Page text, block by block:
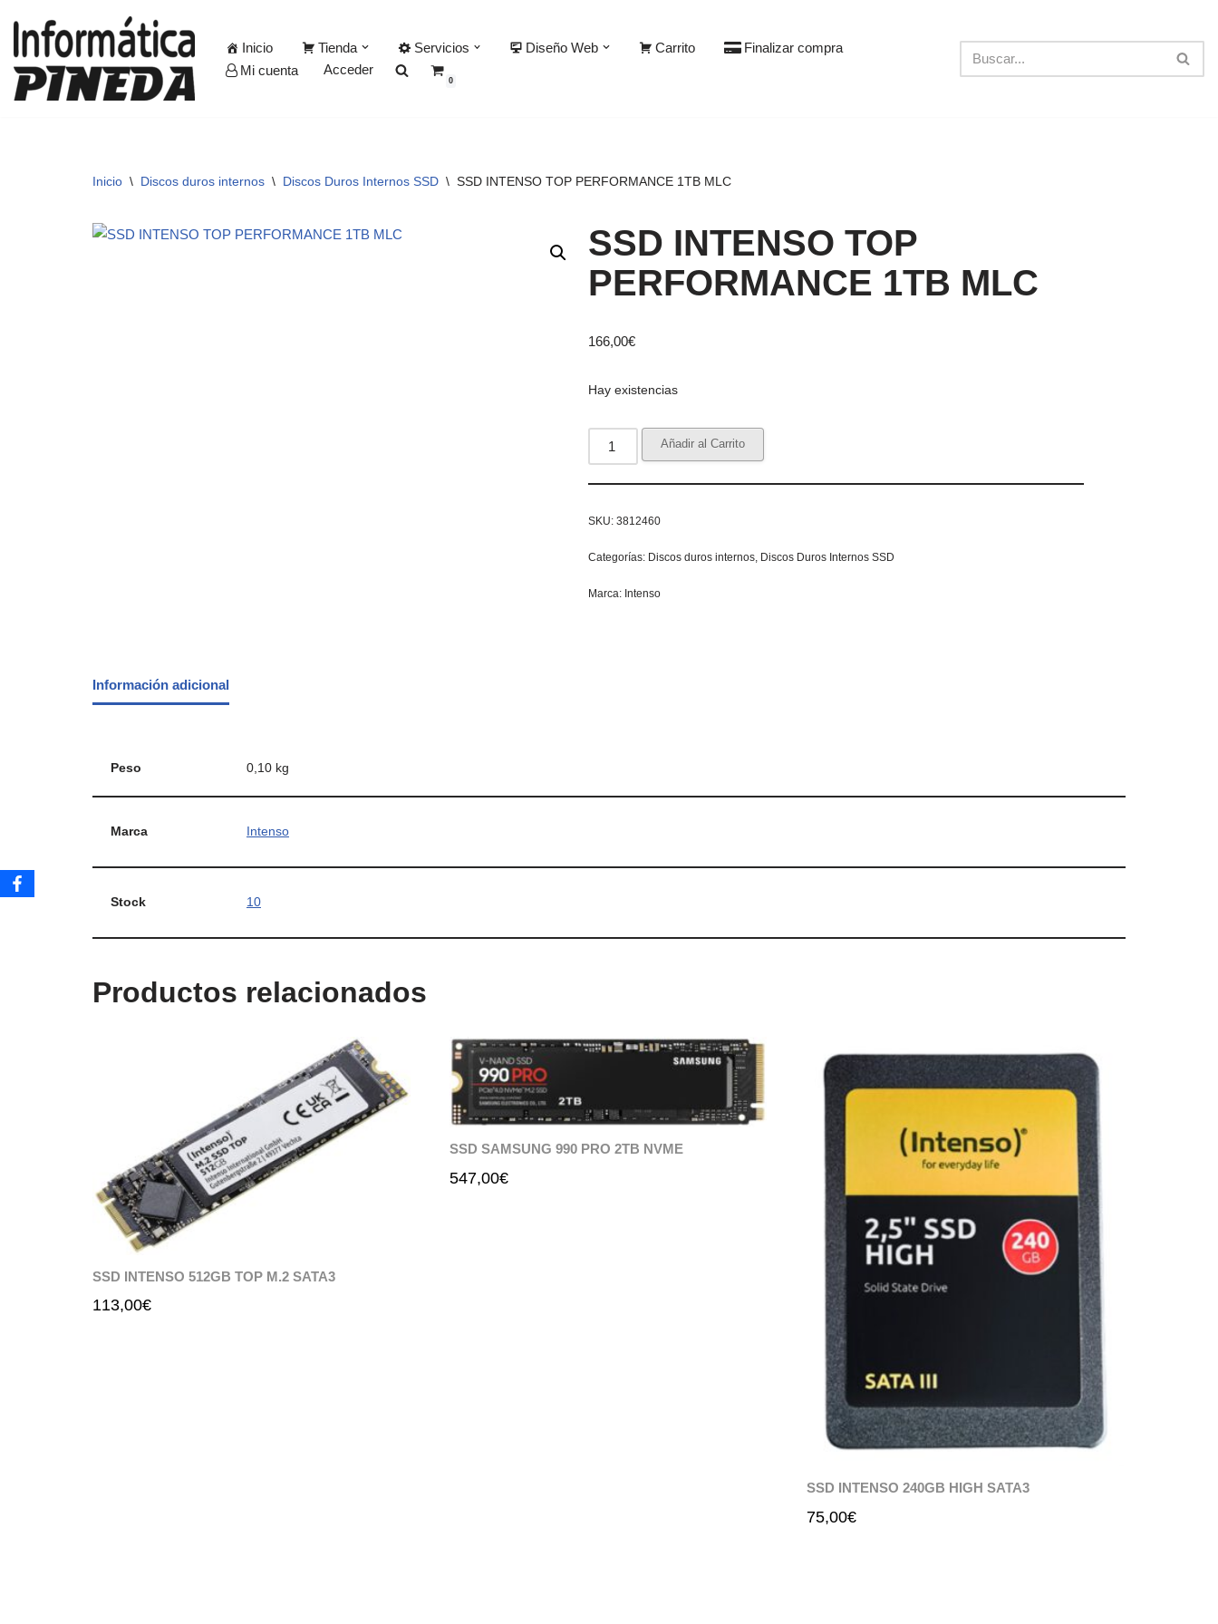
Saltar
al
contenido
Inicio Tienda Servicios Diseño Web Carrito
Finalizar compra
Mi cuenta
Acceder
0
Inicio \ Discos duros internos \ Discos Duros Internos SSD \ SSD INTENSO TOP PERFORMANCE 1TB MLC
SSD INTENSO TOP
PERFORMANCE 1TB MLC
166,00€
Hay existencias
Añadir al Carrito
SKU:3812460
Categorías: Discos duros internos, Discos Duros Internos SSD
Marca: Intenso
Información adicional
Peso 0,10 kg
Marca Intenso
Stock 10
Productos relacionados
SSD INTENSO 512GB TOP M.2 SATA3
113,00€
SSD SAMSUNG 990 PRO 2TB NVME
547,00€
SSD INTENSO 240GB HIGH SATA3
75,00€